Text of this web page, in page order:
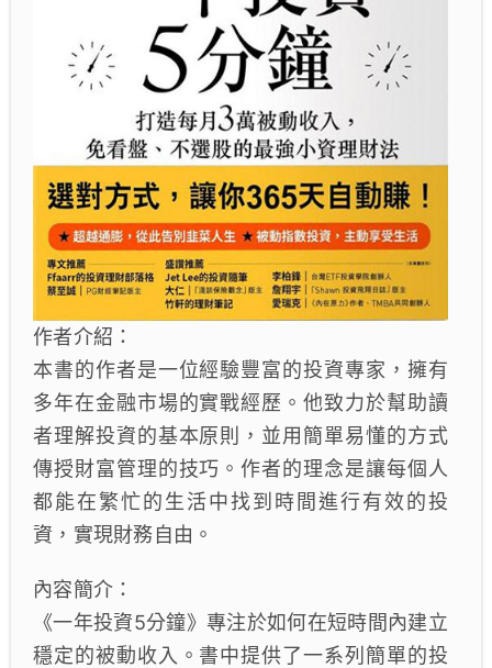
作者介紹：
本書的作者是一位經驗豐富的投資專家，擁有
多年在金融市場的實戰經歷。他致力於幫助讀
者理解投資的基本原則，並用簡單易懂的方式
傳授財富管理的技巧。作者的理念是讓每個人
都能在繁忙的生活中找到時間進行有效的投
資，實現財務自由。
內容簡介：
《一年投資5分鐘》專注於如何在短時間內建立
穩定的被動收入。書中提供了一系列簡單的投